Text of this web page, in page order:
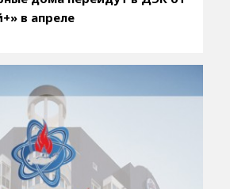
в апреле